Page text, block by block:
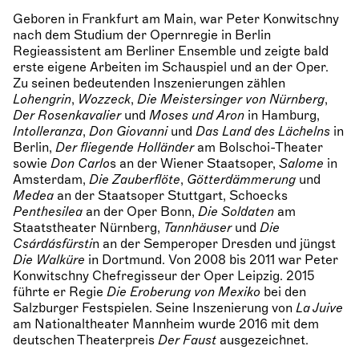
Geboren in Frankfurt am Main, war Peter Konwitschny
nach dem Studium der Opernregie in Berlin
Regieassistent am Berliner Ensemble und zeigte bald
erste eigene Arbeiten im Schauspiel und an der Oper.
Zu seinen bedeutenden Inszenierungen zählen
Lohengrin, Wozzeck, Die Meistersinger von Nürnberg,
Der Rosenkavalierund Moses und Aron in Hamburg,
Intolleranza, Don Giovanniund Das Land des Lächelns in
Berlin, Der fliegende Holländeram Bolschoi-Theater
sowie Don Carlos an der Wiener Staatsoper, Salome in
Amsterdam, Die Zauberflöte, Götterdämmerung und
Medea an der Staatsoper Stuttgart, Schoecks
Penthesilea an der Oper Bonn, Die Soldaten am
Staatstheater Nürnberg, Tannhäuserund Die
Csárdásfürstin an der Semperoper Dresden und jüngst
Die Walküre in Dortmund. Von 2008 bis 2011 war Peter
Konwitschny Chefregisseur der Oper Leipzig. 2015
führte er Regie Die Eroberung von Mexiko bei den
Salzburger Festspielen. Seine Inszenierung von La Juive
am Nationaltheater Mannheim wurde 2016 mit dem
deutschen Theaterpreis Der Faust ausgezeichnet.